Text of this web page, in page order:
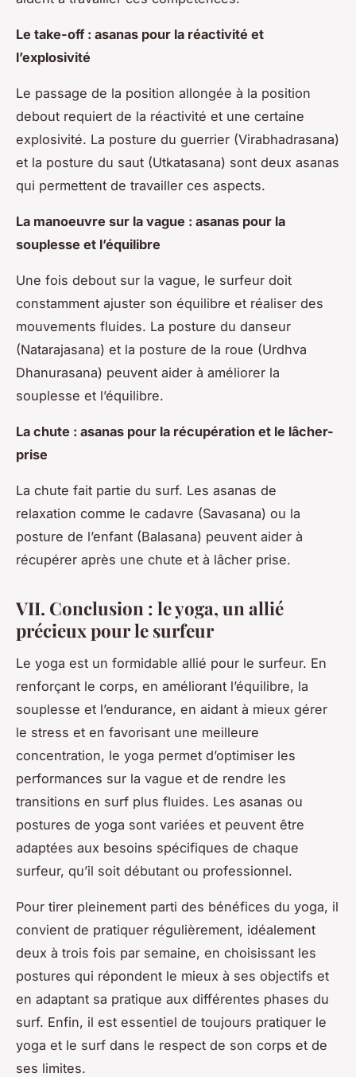
Le take-off : asanas pour la réactivité et
l’explosivité
Le passage de la position allongée à la position
debout requiert de la réactivité et une certaine
explosivité. La posture du guerrier (Virabhadrasana)
et la posture du saut (Utkatasana) sont deux asanas
qui permettent de travailler ces aspects.
La manoeuvre sur la vague : asanas pour la
souplesse et l’équilibre
Une fois debout sur la vague, le surfeur doit
constamment ajuster son équilibre et réaliser des
mouvements fluides. La posture du danseur
(Natarajasana) et la posture de la roue (Urdhva
Dhanurasana) peuvent aider à améliorer la
souplesse et l’équilibre.
La chute : asanas pour la récupération et le lâcher-
prise
La chute fait partie du surf. Les asanas de
relaxation comme le cadavre (Savasana) ou la
posture de l’enfant (Balasana) peuvent aider à
récupérer après une chute et à lâcher prise.
VII. Conclusion : le yoga, un allié
précieux pour le surfeur
Le yoga est un formidable allié pour le surfeur. En
renforçant le corps, en améliorant l’équilibre, la
souplesse et l’endurance, en aidant à mieux gérer
le stress et en favorisant une meilleure
concentration, le yoga permet d’optimiser les
performances sur la vague et de rendre les
transitions en surf plus fluides. Les asanas ou
postures de yoga sont variées et peuvent être
adaptées aux besoins spécifiques de chaque
surfeur, qu’il soit débutant ou professionnel.
Pour tirer pleinement parti des bénéfices du yoga, il
convient de pratiquer régulièrement, idéalement
deux à trois fois par semaine, en choisissant les
postures qui répondent le mieux à ses objectifs et
en adaptant sa pratique aux différentes phases du
surf. Enfin, il est essentiel de toujours pratiquer le
yoga et le surf dans le respect de son corps et de
ses limites.